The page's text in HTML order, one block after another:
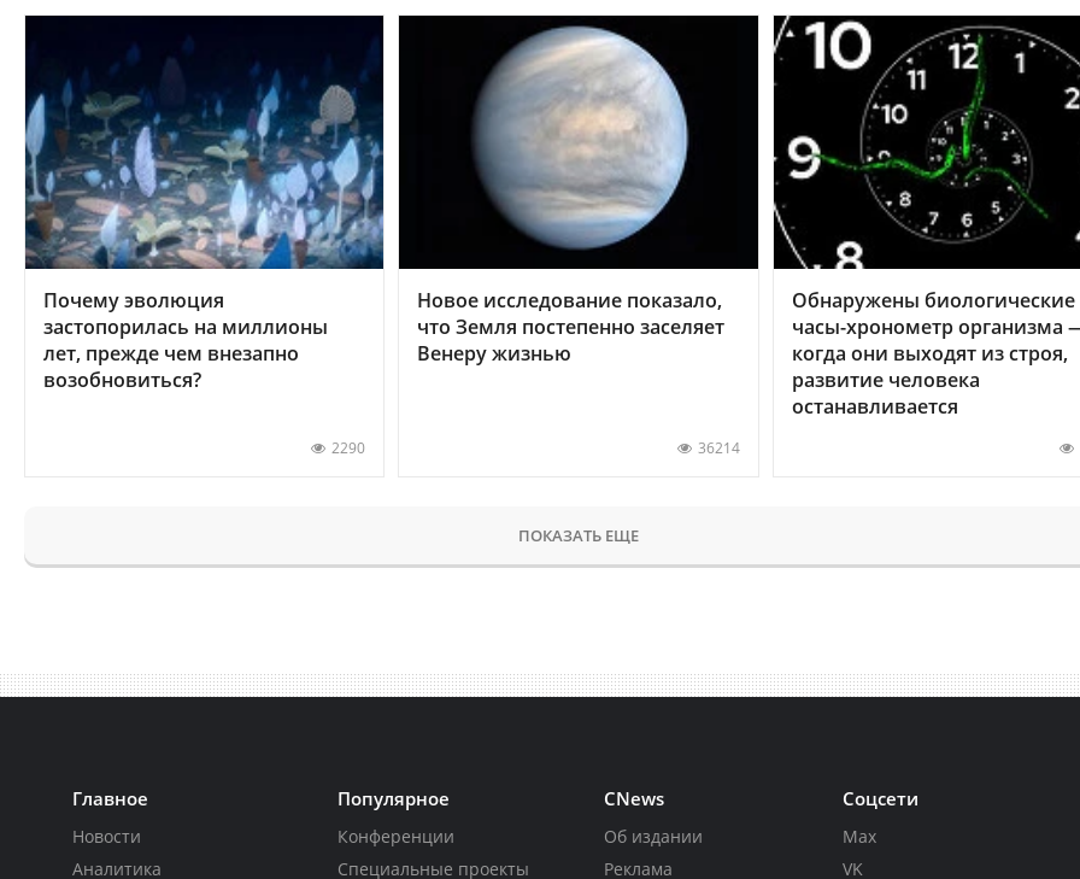
Почему эволюция
застопорилась на миллионы
лет, прежде чем внезапно
возобновиться?
2290
Новое исследование показало,
что Земля постепенно заселяет
Венеру жизнью
36214
Обнаружены биологические
часы-хронометр организма
когда они выходят из строя,
развитие человека
останавливается
ПОКАЗАТЬ ЕЩЕ
Главное
Новости
Аналитика
Популярное
Конференции
Специальные проекты
CNews
Об издании
Реклама
Соцсети
Max
VK